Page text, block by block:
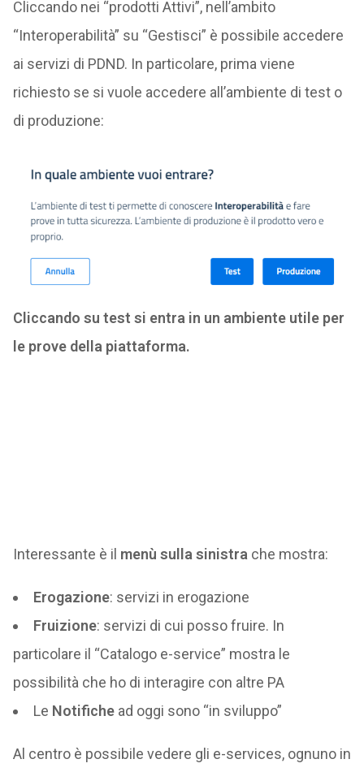
Cliccando nei “prodotti Attivi”, nell’ambito
“Interoperabilità” su “Gestisci” è possibile accedere
ai servizi di PDND. In particolare, prima viene
richiesto se si vuole accedere all’ambiente di test o
di produzione:
Cliccando su test si entra in un ambiente utile per
le prove della piattaforma.
Interessante è il menù sulla sinistra che mostra:
Erogazione: servizi in erogazione
Fruizione: servizi di cui posso fruire. In
particolare il “Catalogo e-service” mostra le
possibilità che ho di interagire con altre PA
Le Notifichead oggi sono “in sviluppo”
Al centro è possibile vedere gli e-services, ognuno in